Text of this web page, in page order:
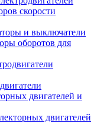
скорости
и выключатели
оборотов для
двигателей и
двигателей